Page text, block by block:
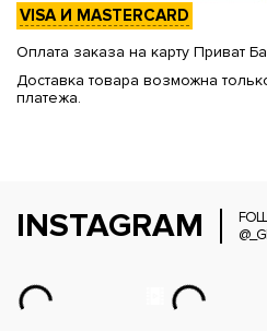
VISA И MASTERCARD
Оплата заказа на карту Приват
Доставка товара возможна
платежа.
INSTAGRAM